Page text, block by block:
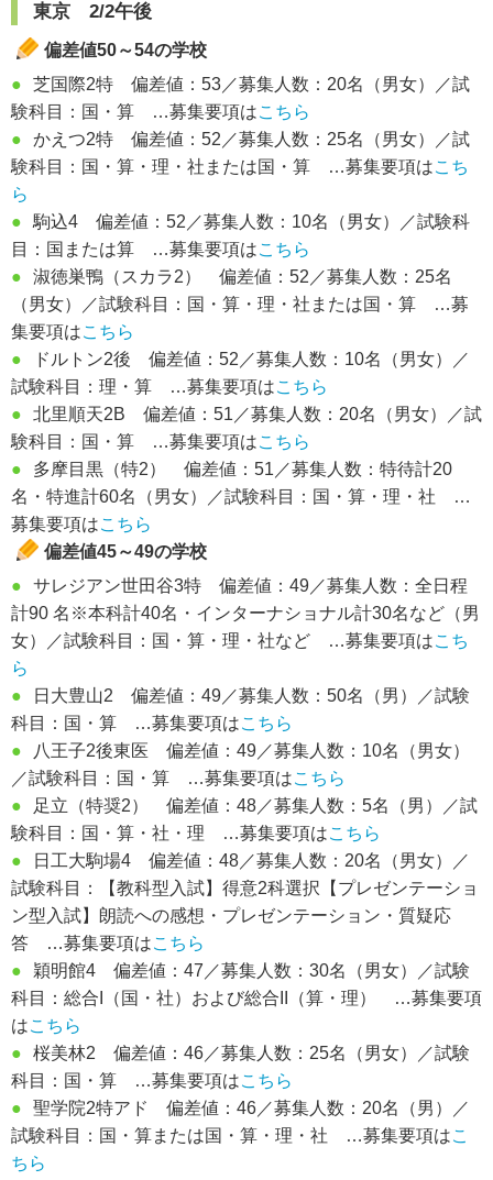
東京 2/2午後
偏差値50～54の学校
●
芝国際2特 偏差値：53／募集人数：20名（男女）／試
験科目：国・算 …募集要項はこちら
●
かえつ2特 偏差値：52／募集人数：25名（男女）／試
験科目：国・算・理・社または国・算 …募集要項はこち
ら
●
駒込4 偏差値：52／募集人数：10名（男女）／試験科
目：国または算 …募集要項はこちら
●
淑徳巣鴨（スカラ2） 偏差値：52／募集人数：25名
（男女）／試験科目：国・算・理・社または国・算 …募
集要項はこちら
●
ドルトン2後 偏差値：52／募集人数：10名（男女）／
試験科目：理・算 …募集要項はこちら
●
北里順天2B 偏差値：51／募集人数：20名（男女）／試
験科目：国・算 …募集要項はこちら
●
多摩目黒（特2） 偏差値：51／募集人数：特待計20
名・特進計60名（男女）／試験科目：国・算・理・社 …
募集要項はこちら
偏差値45～49の学校
●
サレジアン世田谷3特 偏差値：49／募集人数：全日程
計90 名※本科計40名・インターナショナル計30名など（男
女）／試験科目：国・算・理・社など …募集要項はこち
ら
●
日大豊山2 偏差値：49／募集人数：50名（男）／試験
科目：国・算 …募集要項はこちら
●
八王子2後東医 偏差値：49／募集人数：10名（男女）
／試験科目：国・算 …募集要項はこちら
●
足立（特奨2） 偏差値：48／募集人数：5名（男）／試
験科目：国・算・社・理 …募集要項はこちら
●
日工大駒場4 偏差値：48／募集人数：20名（男女）／
試験科目：【教科型入試】得意2科選択【プレゼンテーショ
ン型入試】朗読への感想・プレゼンテーション・質疑応
答 …募集要項はこちら
●
穎明館4 偏差値：47／募集人数：30名（男女）／試験
科目：総合I（国・社）および総合II（算・理） …募集要項
はこちら
●
桜美林2 偏差値：46／募集人数：25名（男女）／試験
科目：国・算 …募集要項はこちら
●
聖学院2特アド 偏差値：46／募集人数：20名（男）／
試験科目：国・算または国・算・理・社 …募集要項はこ
ちら